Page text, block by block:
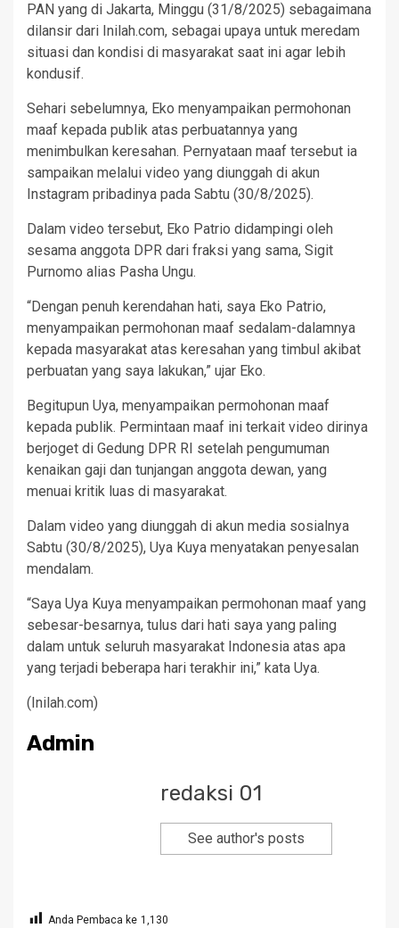
PAN yang di Jakarta, Minggu (31/8/2025) sebagaimana
dilansir dari Inilah.com, sebagai upaya untuk meredam
situasi dan kondisi di masyarakat saat ini agar lebih
kondusif.
Sehari sebelumnya, Eko menyampaikan permohonan
maaf kepada publik atas perbuatannya yang
menimbulkan keresahan. Pernyataan maaf tersebut ia
sampaikan melalui video yang diunggah di akun
Instagram pribadinya pada Sabtu (30/8/2025).
Dalam video tersebut, Eko Patrio didampingi oleh
sesama anggota DPR dari fraksi yang sama, Sigit
Purnomo alias Pasha Ungu.
“Dengan penuh kerendahan hati, saya Eko Patrio,
menyampaikan permohonan maaf sedalam-dalamnya
kepada masyarakat atas keresahan yang timbul akibat
perbuatan yang saya lakukan,” ujar Eko.
Begitupun Uya, menyampaikan permohonan maaf
kepada publik. Permintaan maaf ini terkait video dirinya
berjoget di Gedung DPR RI setelah pengumuman
kenaikan gaji dan tunjangan anggota dewan, yang
menuai kritik luas di masyarakat.
Dalam video yang diunggah di akun media sosialnya
Sabtu (30/8/2025), Uya Kuya menyatakan penyesalan
mendalam.
“Saya Uya Kuya menyampaikan permohonan maaf yang
sebesar-besarnya, tulus dari hati saya yang paling
dalam untuk seluruh masyarakat Indonesia atas apa
yang terjadi beberapa hari terakhir ini,” kata Uya.
(Inilah.com)
Admin
redaksi 01
See author's posts
Anda Pembaca ke 1,130